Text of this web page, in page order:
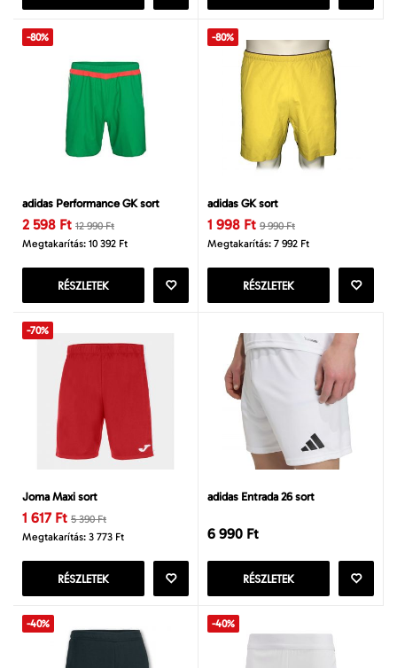
-80%
adidas Performance GK sort
2 598 Ft 12 990 Ft
Megtakarítás: 10 392 Ft
RÉSZLETEK
-80%
adidas GK sort
1 998 Ft 9 990 Ft
Megtakarítás: 7 992 Ft
RÉSZLETEK
-70%
Joma Maxi sort
1 617 Ft 5 390 Ft
Megtakarítás: 3 773 Ft
RÉSZLETEK
adidas Entrada 26 sort
6 990 Ft
RÉSZLETEK
-40% -40%